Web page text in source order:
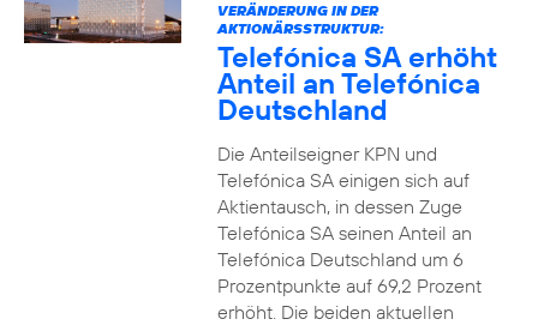
VERÄNDERUNG IN DER
AKTIONÄRSSTRUKTUR:
Telefónica SA erhöht
Anteil an Telefónica
Deutschland
Die Anteilseigner KPN und
Telefónica SA einigen sich auf
Aktientausch, in dessen Zuge
Telefónica SA seinen Anteil an
Telefónica Deutschland um 6
Prozentpunkte auf 69,2 Prozent
erhöht. Die beiden aktuellen